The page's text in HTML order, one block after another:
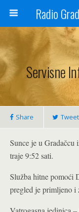
Servisne
Share Tweet
Sunce je u Gradačcu
traje 9:52 sati.
Služba hitne pomoći
pregled je primljeno i